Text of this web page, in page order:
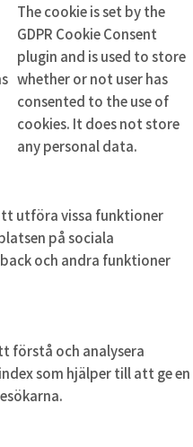
The cookie is set by the
GDPR Cookie Consent
plugin and is used to store
whether or not user has
consented to the use of
cookies. It does not store
any personal data.
utföra vissa funktioner
på sociala
och andra funktioner
förstå och analysera
som hjälper till att ge en